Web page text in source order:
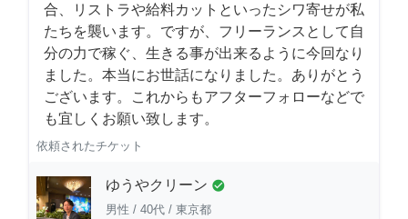
合、リストラや給料カットといったシワ寄せが私
たちを襲います。ですが、フリーランスとして自
分の力で稼ぐ、生きる事が出来るように今回なり
ました。本当にお世話になりました。ありがとう
ございます。これからもアフターフォローなどで
も宜しくお願い致します。
依頼されたチケット
ゆうやクリーン check_circle
男性 / 40代 / 東京都